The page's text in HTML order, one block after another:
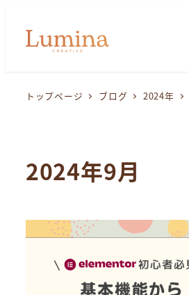
トップページ ブログ 2024年
2024年9月